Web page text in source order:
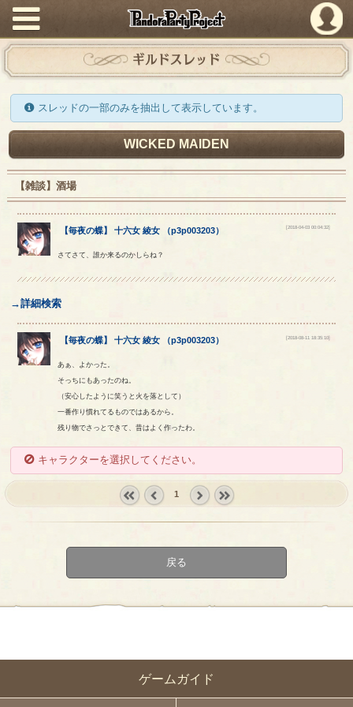
PandoraPartyProject
ゲームガイド
ギルドスレッド
スレッドの一部のみを抽出して表示しています。
WICKED MAIDEN
【雑談】酒場
【毎夜の蝶】十六女 綾女 （p3p003203） [2018-04-03 00:04:32]
さてさて、誰か来るのかしらね？
→詳細検索
【毎夜の蝶】十六女 綾女 （p3p003203） [2018-08-11 18:35:10]
あぁ、よかった。
そっちにもあったのね。
（安心したように笑うと火を落として）
一番作り慣れてるものではあるから。
残り物でさっとできて、昔はよく作ったわ。
キャラクターを選択してください。
1
戻る